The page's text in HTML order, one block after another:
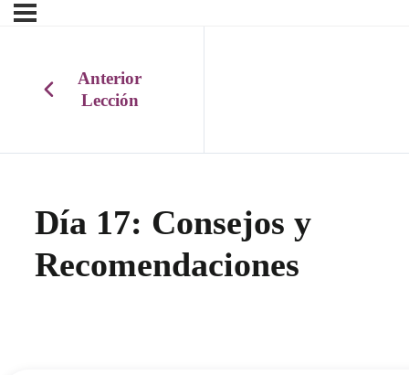
Anterior
Lección
Día 17: Consejos y
Recomendaciones